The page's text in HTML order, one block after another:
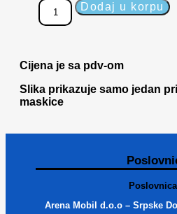
Dodaj u korpu
Cijena je sa pdv-om
Slika prikazuje samo jedan
maskice
Arena Mobil d.o.o – Srpske